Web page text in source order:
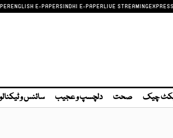
ENGLISH E-PAPERSINDHI E-PAPERLIVE STREAMING
چیک صحت دلچسپ و عجیب سائنس و